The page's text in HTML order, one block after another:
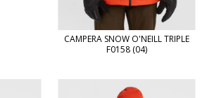
CAMPERA SNOW O'NEILL TRIPLE
F0158 (04)